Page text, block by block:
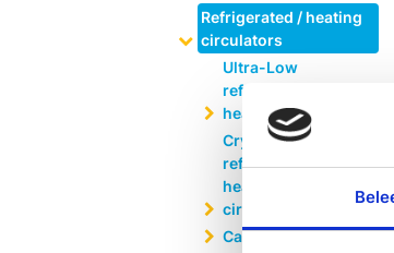
Refrigerated / heating
circulators
Ultra-Low
refrigerated-
heating circulator
Cryo-Compact
refrigerated /
heating
circulators
Calibration baths